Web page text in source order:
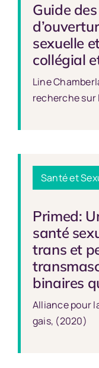
Guide
sexuelle
collégial
Line
recherche sur
Santé et
Primed:
santé
trans et
binaires
Alliance pour
gais, (2020)